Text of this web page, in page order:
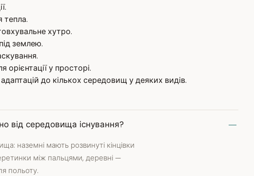
тепла.
хутро.
землею.
у просторі.
до кількох середовищ у деяких видів.
від середовища існування?
наземні мають розвинуті кінцівки
між пальцями, деревні —
польоту.